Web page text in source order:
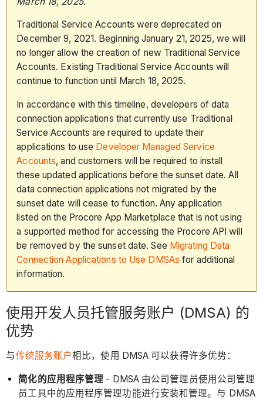
Traditional Service Accounts were deprecated on
December 9, 2021. Beginning January 21, 2025, we will
no longer allow the creation of new Traditional Service
Accounts. Existing Traditional Service Accounts will
continue to function until March 18, 2025.
In accordance with this timeline, developers of data
connection applications that currently use Traditional
Service Accounts are required to update their
applications to use Developer Managed Service
Accounts, and customers will be required to install
these updated applications before the sunset date. All
data connection applications not migrated by the
sunset date will cease to function. Any application
listed on the Procore App Marketplace that is not using
a supported method for accessing the Procore API will
be removed by the sunset date. See Migrating Data
Connection Applications to Use DMSAs for additional
information.
使用开发人员托管服务账户 (DMSA) 的
优势
与传统服务账户相比，使用 DMSA 可以获得许多优势：
简化的应用程序管理 - DMSA 由公司管理员使用公司管理
员工具中的应用程序管理功能进行安装和管理。与 DMSA